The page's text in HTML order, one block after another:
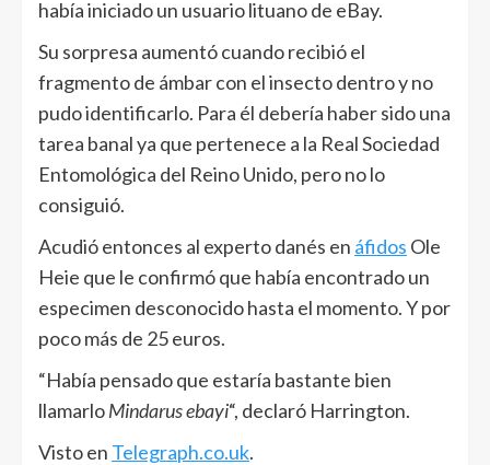
había iniciado un usuario lituano de eBay.
Su sorpresa aumentó cuando recibió el
fragmento de ámbar con el insecto dentro y no
pudo identificarlo. Para él debería haber sido una
tarea banal ya que pertenece a la Real Sociedad
Entomológica del Reino Unido, pero no lo
consiguió.
Acudió entonces al experto danés en áfidos Ole
Heie que le confirmó que había encontrado un
especimen desconocido hasta el momento. Y por
poco más de 25 euros.
“Había pensado que estaría bastante bien
llamarloMindarus ebayi“, declaró Harrington.
Visto en Telegraph.co.uk.